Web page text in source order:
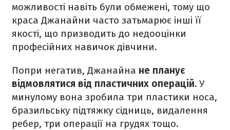
можливості навіть були обмежені, тому що
краса Джанайни часто затьмарює інші її
якості, що призводить до недооцінки
професійних навичок дівчини.
Попри негатив, Джанайна не планує
відмовлятися від пластичних операцій. У
минулому вона зробила три пластики носа,
бразильську підтяжку сідниць, видалення
ребер, три операції на грудях тощо.